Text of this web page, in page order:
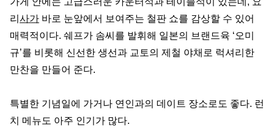
리 사가 바로 눈앞에서 보여주는 철판 쇼를 감상할 수 있어
매력적이다. 쉐프가 솜씨를 발휘해 일본의 브랜드육 ‘오미
규’를 비롯해 신선한 생선과 교토의 제철 야채로 럭셔리한
만찬을 만들어 준다.
특별한 기념일에 가거나 연인과의 데이트 장소로도 좋다. 런
치 메뉴도 아주 인기가 많다.